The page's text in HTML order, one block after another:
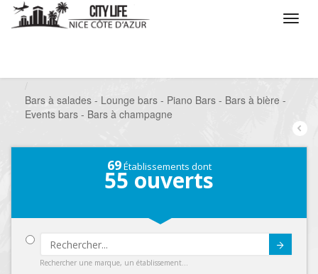
Bars à salades - Lounge bars - Piano Bars - Bars à bière -
Events bars - Bars à champagne
69Établissements dont
55 ouverts
Rechercher une marque, un établissement...